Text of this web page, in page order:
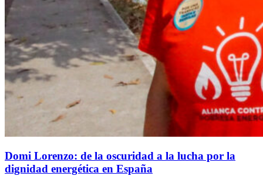
Domi Lorenzo: de la oscuridad a la lucha por la
dignidad energética en España